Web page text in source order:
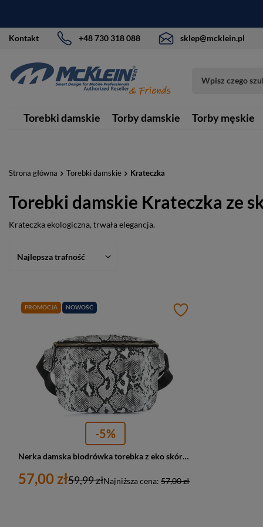
Kontakt +48 730 318 088 sklep@mcklein.pl
Torebki damskie Torby damskie Torby męskie
Strona główna Torebki damskie Krateczka
Torebki damskie Krateczka ze
Krateczka ekologiczna, trwała elegancja.
Najlepsza trafność
PROMOCJA NOWOŚĆ
-5%
Nerka damska biodrówka torebka z eko skóry węża X73 biało czarna
57,00 zł Najniższa cena: 57,00 zł
59,99 zł